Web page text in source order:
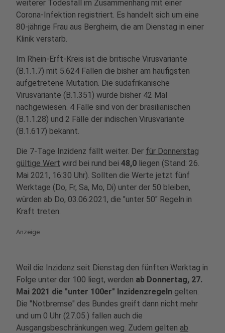
weiterer Todesfall im Zusammenhang mit einer
Corona-Infektion registriert. Es handelt sich um eine
80-jährige Frau aus Bergheim, die am Dienstag in einer
Klinik verstarb.
Im Rhein-Erft-Kreis ist die britische Virusvariante
(B.1.1.7) mit 5.624 Fällen die bisher am häufigsten
aufgetretene Mutation. Die südafrikanische
Virusvariante (B.1.351) wurde bisher 42 Mal
nachgewiesen. 4 Fälle sind von der brasilianischen
(B.1.1.28) und 2 Fälle der indischen Virusvariante
(B.1.617) bekannt.
Die 7-Tage Inzidenz fällt weiter. Der für Donnerstag
gültige Wert wird bei rund bei 48,0 liegen (Stand: 26.
Mai 2021, 16:30 Uhr). Sollten die Werte jetzt fünf
Werktage (Do, Fr, Sa, Mo, Di) unter der 50 bleiben,
würden ab Do, 03.06.2021, die "unter 50" Regeln in
Kraft treten.
Anzeige
Weil die Inzidenz seit Dienstag den fünften Werktag in
Folge unter der 100 liegt, werden ab Donnertag, 27.
Mai 2021 die "unter 100er" Inzidenzregeln gelten.
Die "Notbremse" des Bundes greift dann nicht mehr
und um 0 Uhr (27.05.) fallen auch die
Ausgangsbeschränkungen weg. Zudem gelten ab